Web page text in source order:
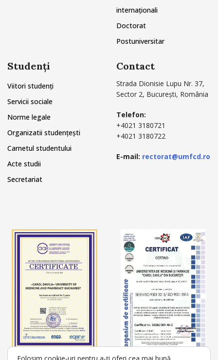
internaționali
Doctorat
Postuniversitar
Studenți
Viitori studenți
Servicii sociale
Norme legale
Organizatii studențești
Carnetul studentului
Acte studii
Secretariat
Contact
Strada Dionisie Lupu Nr. 37,
Sector 2, București, România
Telefon:
+4021 3180721
+4021 3180722
E-mail: rectorat@umfcd.ro